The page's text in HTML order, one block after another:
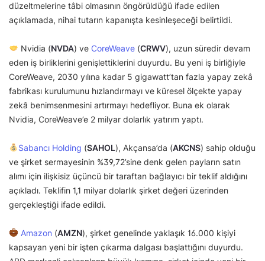
düzeltmelerine tâbi olmasının öngörüldüğü ifade edilen
açıklamada, nihai tutarın kapanışta kesinleşeceği belirtildi.
Nvidia (NVDA) ve CoreWeave(CRWV), uzun süredir devam
eden iş birliklerini genişlettiklerini duyurdu. Bu yeni iş birliğiyle
CoreWeave, 2030 yılına kadar 5 gigawatt’tan fazla yapay zekâ
fabrikası kurulumunu hızlandırmayı ve küresel ölçekte yapay
zekâ benimsenmesini artırmayı hedefliyor. Buna ek olarak
Nvidia, CoreWeave’e 2 milyar dolarlık yatırım yaptı.
Sabancı Holding (SAHOL), Akçansa’da (AKCNS) sahip olduğu
ve şirket sermayesinin %39,72’sine denk gelen payların satın
alımı için ilişkisiz üçüncü bir taraftan bağlayıcı bir teklif aldığını
açıkladı. Teklifin 1,1 milyar dolarlık şirket değeri üzerinden
gerçekleştiği ifade edildi.
Amazon (AMZN), şirket genelinde yaklaşık 16.000 kişiyi
kapsayan yeni bir işten çıkarma dalgası başlattığını duyurdu.